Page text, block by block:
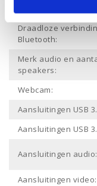
Draadloze
Bluetooth:
Merk audio en
speakers:
Webcam:
Aansluitingen USB
Aansluitingen USB
Aansluitingen audio:
Aansluitingen video: